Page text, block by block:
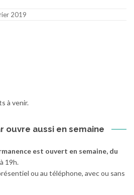
2019
à venir.
ouvre aussi en semaine
est ouvert en semaine, du
19h.
ou au téléphone, avec ou sans